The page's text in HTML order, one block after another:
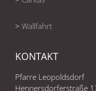
> Wallfahrt
KONTAKT
Pfarre Leopoldsdorf
Hennersdorferstraße